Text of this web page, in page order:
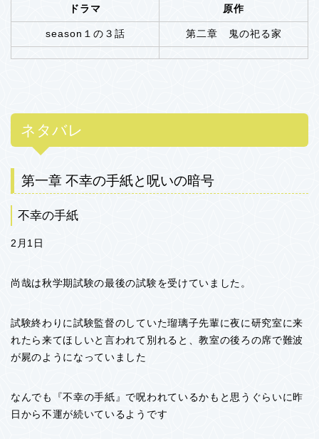
ドラマ 原作
season１の３話 第二章 鬼の祀る家
ネタバレ
第一章 不幸の手紙と呪いの暗号
不幸の手紙
2月1日
尚哉は秋学期試験の最後の試験を受けていました。
試験終わりに試験監督のしていた瑠璃子先輩に夜に研究室に来
れたら来てほしいと言われて別れると、教室の後ろの席で難波
が屍のようになっていました
なんでも『不幸の手紙』で呪われているかもと思うぐらいに昨
日から不運が続いているようです